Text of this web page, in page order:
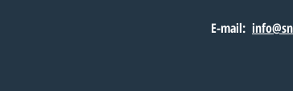
E-mail: